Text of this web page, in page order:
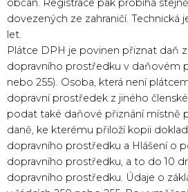
občan. Registrace pak probíhá
dovezených ze zahraničí.
let.
Plátce DPH je povinen přiznat daň
dopravního prostředku v daňovém
nebo 255). Osoba, která není
dopravní prostředek z jiného
podat také daňové přiznání místně
daně, ke kterému přiloží kopii
dopravního prostředku a Hlášení o
dopravního prostředku, a to do 10
dopravního prostředku. Údaje o